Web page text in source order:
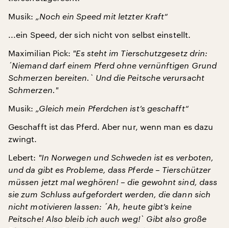
Musik: „Noch ein Speed mit letzter Kraft“
...ein Speed, der sich nicht von selbst einstellt.
Maximilian Pick: "Es steht im Tierschutzgesetz drin:
´Niemand darf einem Pferd ohne vernünftigen Grund
Schmerzen bereiten. ` Und die Peitsche verursacht
Schmerzen."
Musik: „Gleich mein Pferdchen ist’s geschafft“
Geschafft ist das Pferd. Aber nur, wenn man es dazu
zwingt.
Lebert: "In Norwegen und Schweden ist es verboten,
und da gibt es Probleme, dass Pferde – Tierschützer
müssen jetzt mal weghören! – die gewohnt sind, dass
sie zum Schluss aufgefordert werden, die dann sich
nicht motivieren lassen: ´Ah, heute gibt’s keine
Peitsche! Also bleib ich auch weg!` Gibt also große